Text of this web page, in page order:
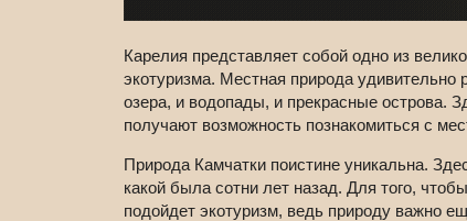
Карелия представляет собой одно из
экотуризма. Местная природа удивительно
озера, и водопады, и прекрасные острова.
получают возможность познакомиться с
Природа Камчатки поистине уникальна.
какой была сотни лет назад. Для того,
подойдет экотуризм, ведь природу важно